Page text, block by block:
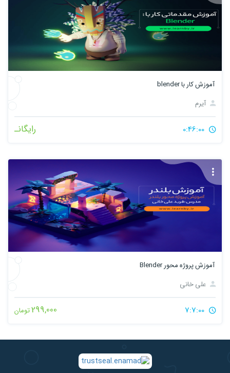
آموزش کار با blender
آیرم
رایگانـ
آموزش پروژه محور Blender
علی خانی
299,000تومان